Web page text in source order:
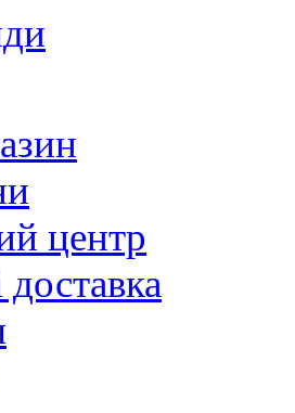
центр
доставка